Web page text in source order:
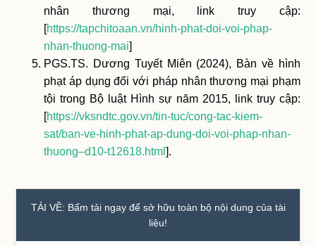
nhân thương mại, link truy cập:
[https://tapchitoaan.vn/hinh-phat-doi-voi-phap-
nhan-thuong-mai]
PGS.TS. Dương Tuyết Miên (2024), Bàn về hình
phạt áp dụng đối với pháp nhân thương mại phạm
tội trong Bộ luật Hình sự năm 2015, link truy cập:
[https://vksndtc.gov.vn/tin-tuc/cong-tac-kiem-
sat/ban-ve-hinh-phat-ap-dung-doi-voi-phap-nhan-
thuong–d10-t12618.html].
TẢI VỀ: Bấm tải ngay để sở hữu toàn bộ nội dung của tài
liệu!